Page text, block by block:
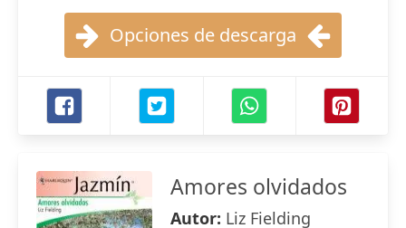
Opciones de descarga
Amores olvidados
Autor: Liz Fielding